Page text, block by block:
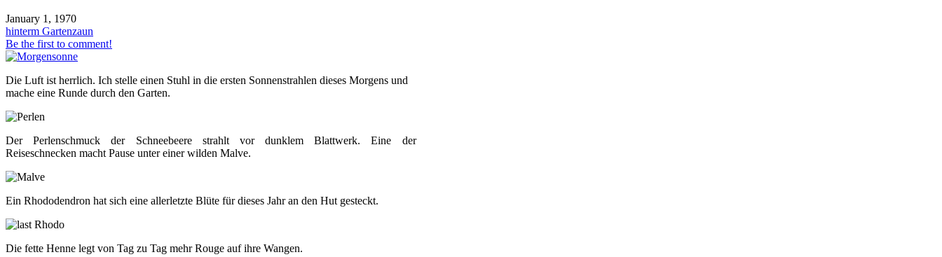
January 1, 1970
hinterm Gartenzaun
Be the first to comment!
Die Luft ist herrlich. Ich stelle einen Stuhl in die ersten Sonnenstrahlen dieses Morgens und
mache eine Runde durch den Garten.
Der Perlenschmuck der Schneebeere strahlt vor dunklem Blattwerk. Eine der
Reiseschnecken macht Pause unter einer wilden Malve.
Ein Rhododendron hat sich eine allerletzte Blüte für dieses Jahr an den Hut gesteckt.
Die fette Henne legt von Tag zu Tag mehr Rouge auf ihre Wangen.